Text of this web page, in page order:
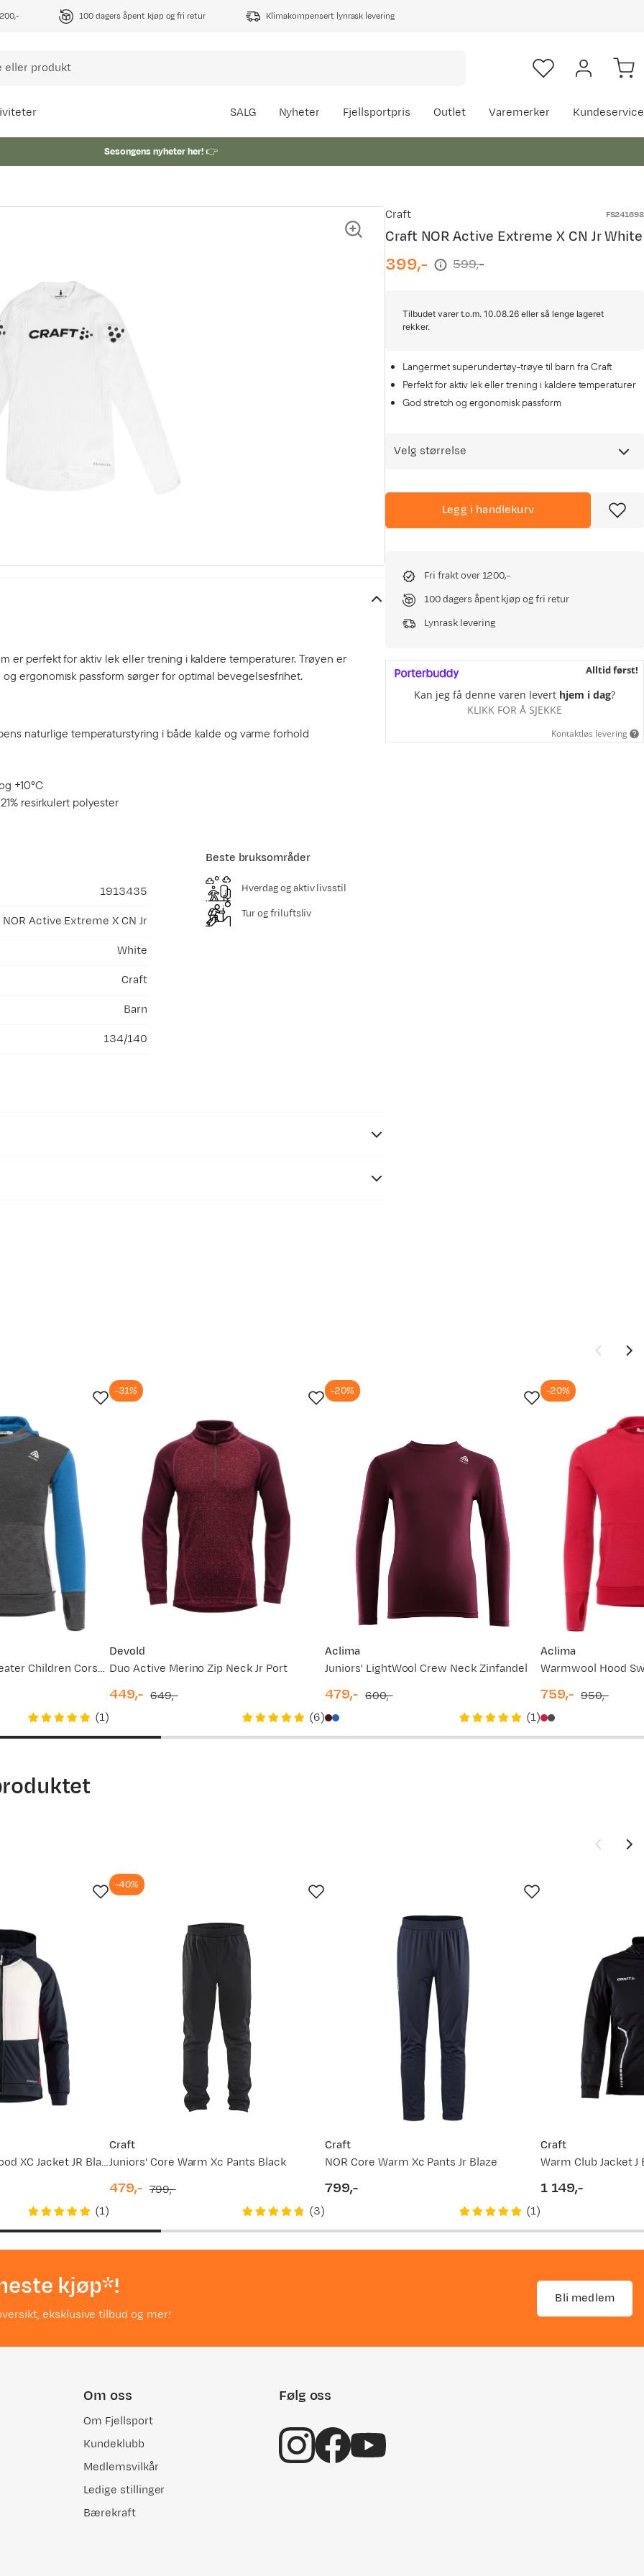
100 dagers åpent kjøp og fri retur Klimakompensert lynrask levering
SALG Nyheter Fjellsportpris Outlet Varemerker Kundeservice
Sesongens nyheter her!👉
er perfekt for aktiv lek eller trening i kaldere temperaturer. Trøyen er
ergonomisk passform sørger for optimal bevegelsesfrihet.
naturlige temperaturstyring i både kalde og varme forhold
+10ºC
resirkulert polyester
1913435
NOR Active Extreme X CN Jr
White
Craft
Barn
134/140
Beste bruksområder
Hverdag og aktiv livsstil
Tur og friluftsliv
11. jul.
Ny pris
399,-
599,-
399,-
599,-
399,-
Craft FS241698
Craft NOR Active Extreme X CN Jr White
discounted
399,-
original 599,-
Tilbudet varer t.o.m. 10.08.26 eller så lenge lageret
rekker.
Langermet superundertøy-trøye til barn fra Craft
Perfekt for aktiv lek eller trening i kaldere temperaturer
God stretch og ergonomisk passform
Velg størrelse
Legg i handlekurv
Fri frakt over 1200,-
100 dagers åpent kjøp og fri retur
Lynrask levering
Alltid først!
Kan jeg få denne varen levert hjem i dag?
KLIKK FOR Å SJEKKE
Kontaktløs levering
Warmwool Hood Sweater Children Corsair/Marengo/Beige Melange
(1)
Devold
Duo Active Merino Zip Neck Jr Port
-31%
449,- 649,-
(6)
Aclima
Juniors' LightWool Crew Neck Zinfandel
-20%
price
479,-
price
600,-
(1)
Aclima
-20%
price
759,-
price
950,-
NOR ADV Thermal Hood XC Jacket JR Blaze/Bright Red
(1)
Craft
Juniors' Core Warm Xc Pants Black
-40%
479,- 799,-
(3)
Craft
NOR Core Warm Xc Pants Jr Blaze
799,-
(1)
Craft
Warm Club Jacket J
1 149,-
kjøp*!
eksklusive tilbud og mer!
Bli medlem
Om oss
Om Fjellsport
Kundeklubb
Medlemsvilkår
Ledige stillinger
Bærekraft
Følg oss